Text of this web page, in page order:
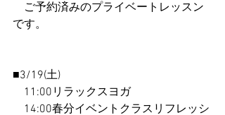
ご予約済みのプライベートレッスン
です。
■3/19(土)
11:00リラックスヨガ
14:00春分イベントクラスリフレッシ